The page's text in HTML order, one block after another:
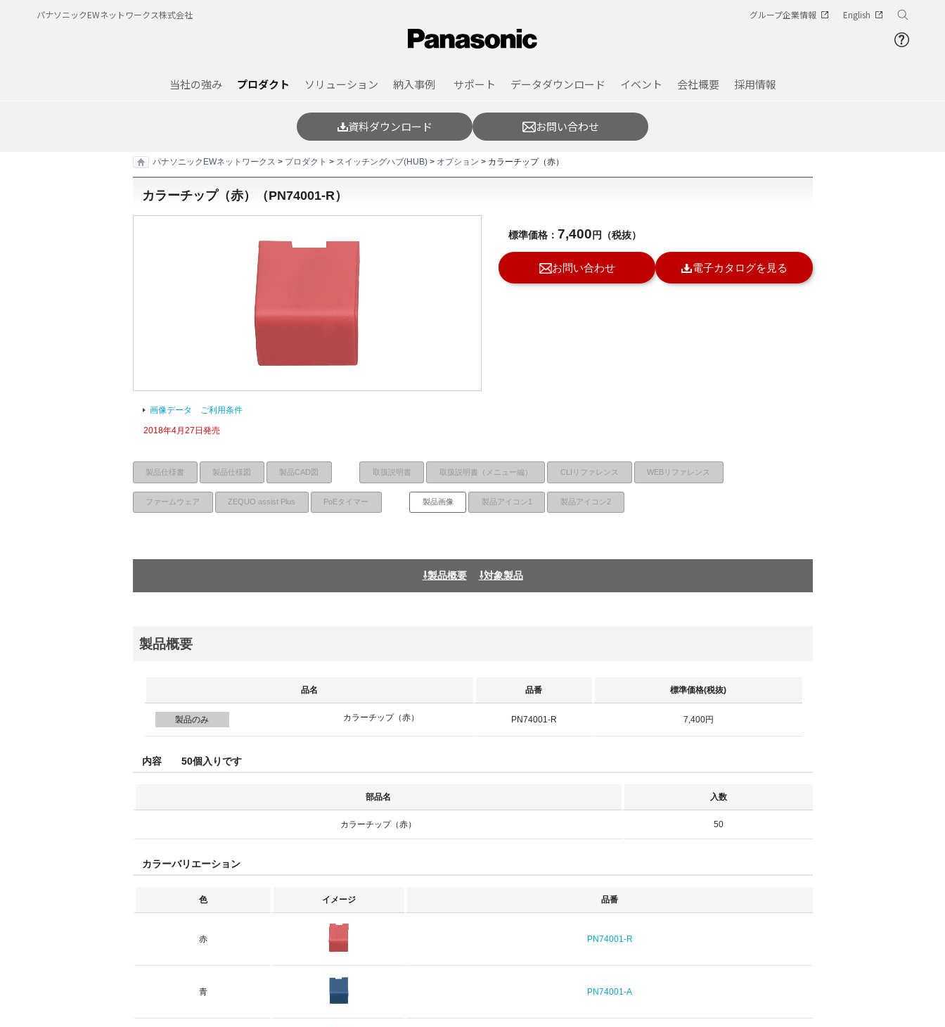
パナソニックEWネットワークス株式会社 グループ企業情報 English
当社の強み プロダクト ソリューション 納入事例 サポート データダウンロード イベント 会社概要 採用情報
資料ダウンロード お問い合わせ
パナソニックEWネットワークス > プロダクト > スイッチングハブ(HUB)> オプション > カラーチップ（赤）
カラーチップ（赤）（PN74001-R）
画像データ ご利用条件
標準価格： 7,400 円（税抜）
お問い合わせ 電子カタログを見る
2018年4月27日発売
製品仕様書 製品仕様図 製品CAD図 取扱説明書 取扱説明書（メニュー編） CLIリファレンス WEBリファレンス
ファームウェア ZEQUO assist Plus PoEタイマー 製品画像 製品アイコン1 製品アイコン2
製品概要 対象製品
製品概要
品名 品番 標準価格(税抜)
製品のみ カラーチップ（赤） PN74001-R 7,400円
内容 50個入りです
部品名 入数
カラーチップ（赤） 50
カラーバリエーション
色 イメージ 品番
赤 PN74001-R
青 PN74001-A